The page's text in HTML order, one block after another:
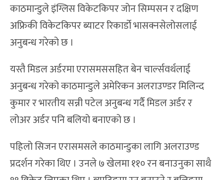
काठमान्डुले इंग्लिस विकेटकिपर जोन सिम्पसन र दक्षिण
अफ्रिकी विकेटकिपर ब्याटर रिकार्डो भासक्नसेलोसलाई
अनुबन्ध गरेको छ ।
यस्तै मिडल अर्डरमा एरासमससहित बेन चार्ल्सवर्थलाई
अनुबन्ध गरेको काठमान्डुले अमेरिकन अलराउण्डर मिलिन्द
कुमार र भारतीय सन्नी पटेल अनुबन्ध गर्दै मिडल अर्डर र
लोअर अर्डर पनि बलियो बनाएको छ ।
पहिलो सिजन एरासमसले काठमान्डुका लागि अलराउण्ड
प्रदर्शन गरेका थिए । उनले ७ खेलमा ११० रन बनाउनुका साथै